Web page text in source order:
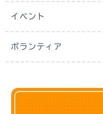
イベント
ボランティア